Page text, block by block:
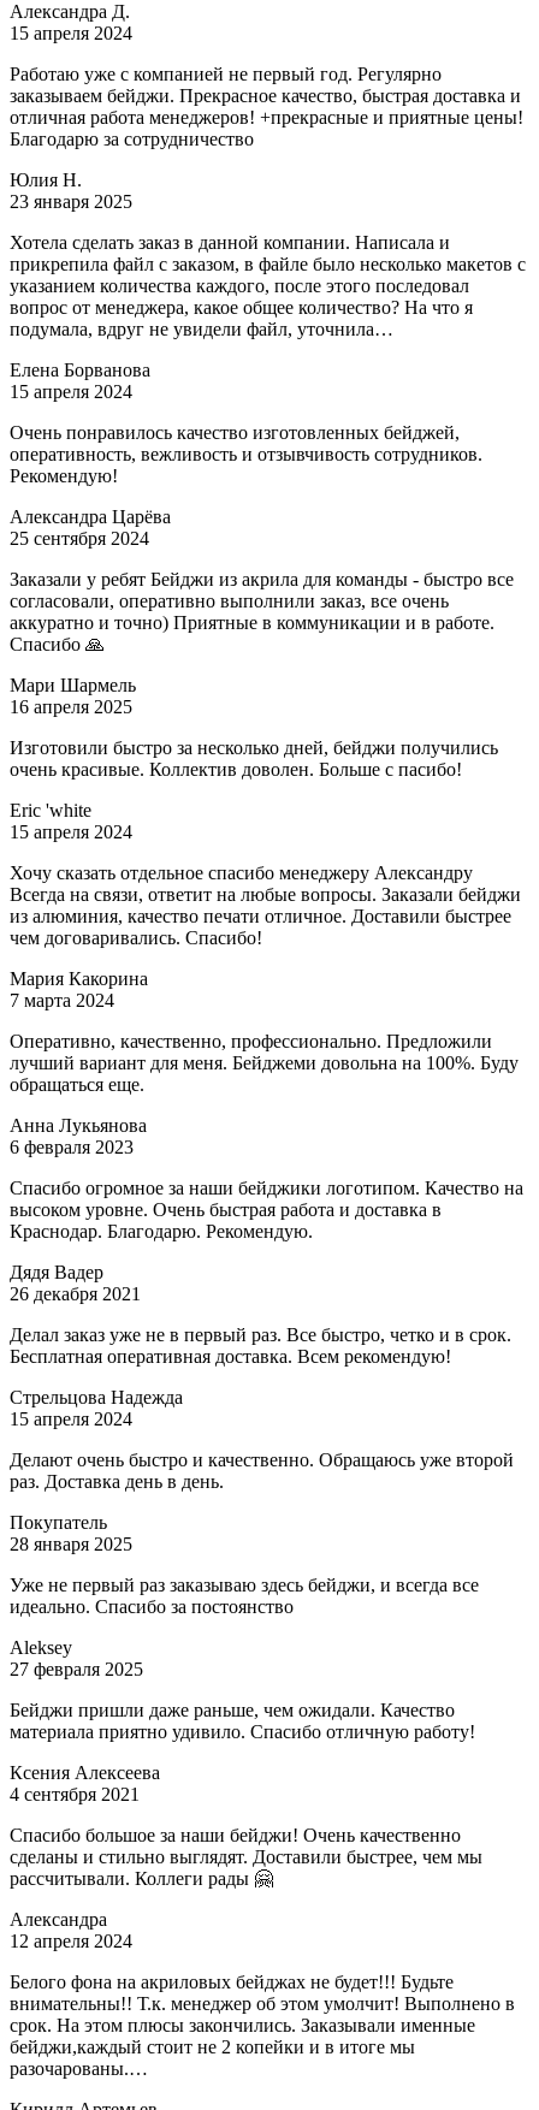
Александра Д.
15 апреля 2024
Работаю уже с компанией не первый год. Регулярно
заказываем бейджи. Прекрасное качество, быстрая доставка и
отличная работа менеджеров! +прекрасные и приятные цены!
Благодарю за сотрудничество
Юлия Н.
23 января 2025
Хотела сделать заказ в данной компании. Написала и
прикрепила файл с заказом, в файле было несколько макетов с
указанием количества каждого, после этого последовал
вопрос от менеджера, какое общее количество? На что я
подумала, вдруг не увидели файл, уточнила…
Елена Борванова
15 апреля 2024
Очень понравилось качество изготовленных бейджей,
оперативность, вежливость и отзывчивость сотрудников.
Рекомендую!
Александра Царёва
25 сентября 2024
Заказали у ребят Бейджи из акрила для команды - быстро все
согласовали, оперативно выполнили заказ, все очень
аккуратно и точно) Приятные в коммуникации и в работе.
Спасибо 🙏
Мари Шармель
16 апреля 2025
Изготовили быстро за несколько дней, бейджи получились
очень красивые. Коллектив доволен. Больше с пасибо!
Eric 'white
15 апреля 2024
Хочу сказать отдельное спасибо менеджеру Александру
Всегда на связи, ответит на любые вопросы. Заказали бейджи
из алюминия, качество печати отличное. Доставили быстрее
чем договаривались. Спасибо!
Мария Какорина
7 марта 2024
Оперативно, качественно, профессионально. Предложили
лучший вариант для меня. Бейджеми довольна на 100%. Буду
обращаться еще.
Анна Лукьянова
6 февраля 2023
Спасибо огромное за наши бейджики логотипом. Качество на
высоком уровне. Очень быстрая работа и доставка в
Краснодар. Благодарю. Рекомендую.
Дядя Вадер
26 декабря 2021
Делал заказ уже не в первый раз. Все быстро, четко и в срок.
Бесплатная оперативная доставка. Всем рекомендую!
Стрельцова Надежда
15 апреля 2024
Делают очень быстро и качественно. Обращаюсь уже второй
раз. Доставка день в день.
Покупатель
28 января 2025
Уже не первый раз заказываю здесь бейджи, и всегда все
идеально. Спасибо за постоянство
Aleksey
27 февраля 2025
Бейджи пришли даже раньше, чем ожидали. Качество
материала приятно удивило. Спасибо отличную работу!
Ксения Алексеева
4 сентября 2021
Спасибо большое за наши бейджи! Очень качественно
сделаны и стильно выглядят. Доставили быстрее, чем мы
рассчитывали. Коллеги рады 🤗
Александра
12 апреля 2024
Белого фона на акриловых бейджах не будет!!! Будьте
внимательны!! Т.к. менеджер об этом умолчит! Выполнено в
срок. На этом плюсы закончились. Заказывали именные
бейджи,каждый стоит не 2 копейки и в итоге мы
разочарованы.…